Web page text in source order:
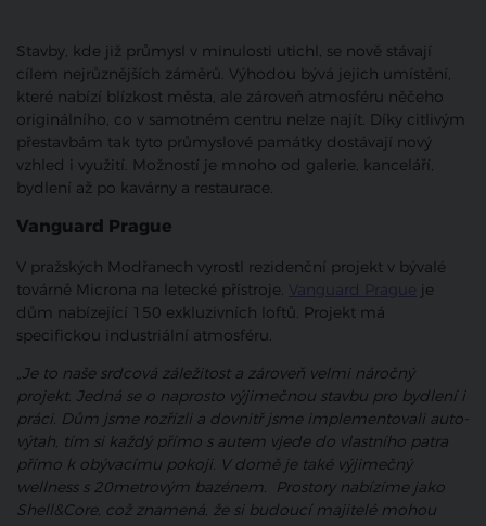
Stavby, kde již průmysl v minulosti utichl, se nově stávají
cílem nejrůznějších záměrů. Výhodou bývá jejich umístění,
které nabízí blízkost města, ale zároveň atmosféru něčeho
originálního, co v samotném centru nelze najít. Díky citlivým
přestavbám tak tyto průmyslové památky dostávají nový
vzhled i využití. Možností je mnoho od galerie, kanceláří,
bydlení až po kavárny a restaurace.
Vanguard Prague
V pražských Modřanech vyrostl rezidenční projekt v bývalé
továrně Microna na letecké přístroje. Vanguard Prague
je
dům nabízející 150 exkluzivních loftů. Projekt má
specifickou industriální atmosféru.
„Je to naše srdcová záležitost a zároveň velmi náročný
projekt. Jedná se o naprosto výjimečnou stavbu pro bydlení i
práci. Dům jsme rozřízli a dovnitř jsme implementovali auto-
výtah, tím si každý přímo s autem vjede do vlastního patra
přímo k obývacímu pokoji. V domě je také výjimečný
wellness s 20metrovým bazénem. Prostory nabízíme jako
Shell&Core, což znamená, že si budoucí majitelé mohou